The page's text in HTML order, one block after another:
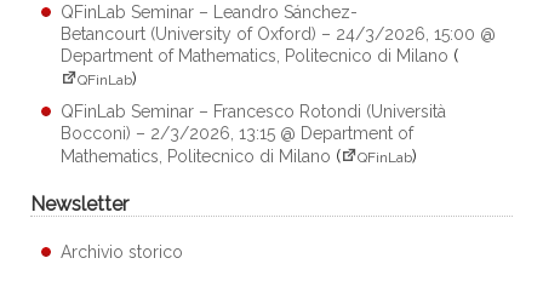
QFinLab Seminar – Leandro Sánchez-
Betancourt (University of Oxford) – 24/3/2026, 15:00 @
Department of Mathematics, Politecnico di Milano (
QFinLab)
QFinLab Seminar – Francesco Rotondi (Università
Bocconi) – 2/3/2026, 13:15 @ Department of
Mathematics, Politecnico di Milano ( QFinLab)
Newsletter
Archivio storico